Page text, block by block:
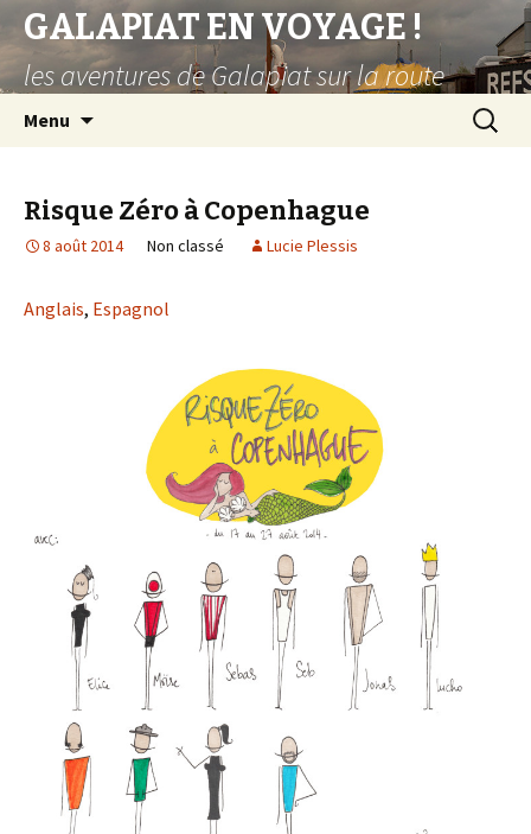
GALAPIAT EN VOYAGE !
les aventures de Galapiat sur la route
Menu
principal
Risque Zéro à Copenhague
8 août 2014 Non classé Lucie Plessis
Anglais, Espagnol